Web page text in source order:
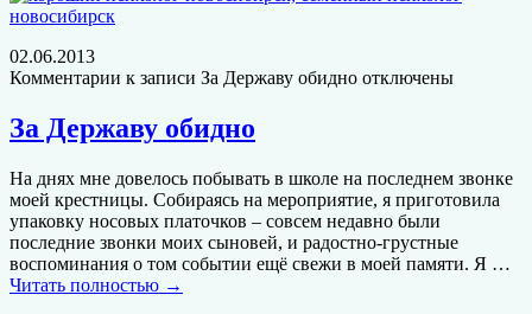
02.06.2013
Комментарии к записи За Державу обидно отключены
За Державу обидно
На днях мне довелось побывать в школе на последнем звонке
моей крестницы. Собираясь на мероприятие, я приготовила
упаковку носовых платочков – совсем недавно были
последние звонки моих сыновей, и радостно-грустные
воспоминания о том событии ещё свежи в моей памяти. Я …
Читать полностью →